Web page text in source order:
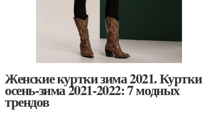
Женские куртки зима 2021. Куртки
осень-зима 2021-2022: 7 модных
трендов